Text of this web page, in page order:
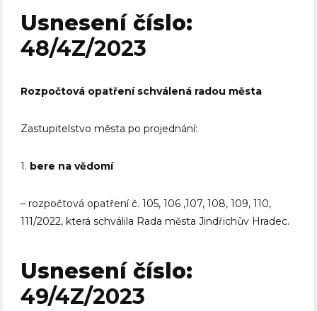
Usnesení číslo:
48/4Z/2023
Rozpočtová opatření schválená radou města
Zastupitelstvo města po projednání:
1. bere na vědomí
– rozpočtová opatření č. 105, 106 ,107, 108, 109, 110,
111/2022, která schválila Rada města Jindřichův Hradec.
Usnesení číslo:
49/4Z/2023